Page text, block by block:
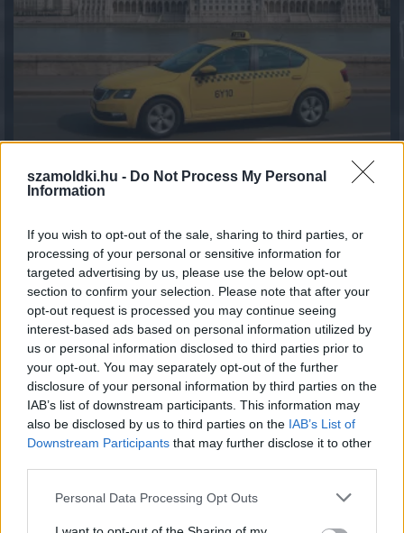
szamoldki.hu - Do Not Process My Personal
Information
If you wish to opt-out of the sale, sharing to third parties, or
processing of your personal or sensitive information for
targeted advertising by us, please use the below opt-out
section to confirm your selection. Please note that after your
opt-out request is processed you may continue seeing
interest-based ads based on personal information utilized by
us or personal information disclosed to third parties prior to
your opt-out. You may separately opt-out of the further
disclosure of your personal information by third parties on the
IAB’s list of downstream participants. This information may
also be disclosed by us to third parties on the IAB’s List of
Downstream Participants that may further disclose it to other
Please note that this website/app uses one or more Google
Personal Data Processing Opt Outs
Fenntarthatóbb nyaralás külföldön: hét egyszerű
szokás, amellyel a magyar utazók csökkenthetik
2026.08.07. 12:48
Magyar infláció 2026 július - rekord alacsony szinten a